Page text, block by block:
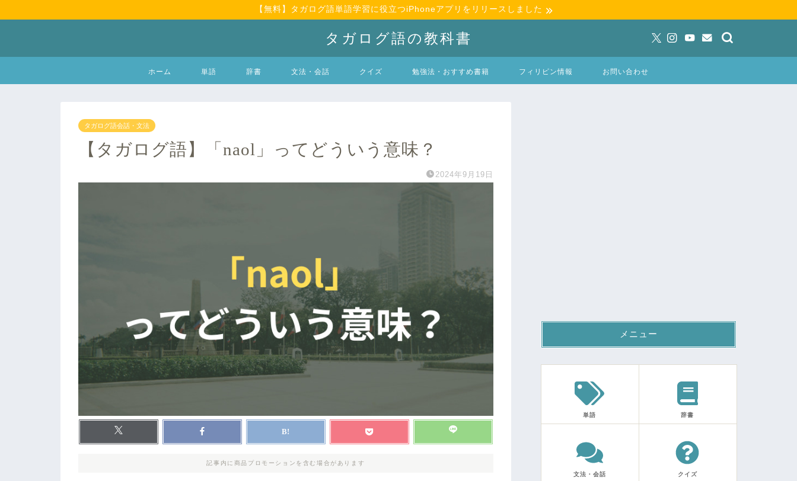
【無料】タガログ語単語学習に役立つiPhoneアプリをリリースしました
タガログ語の教科書
ホーム 単語 辞書 文法・会話 クイズ 勉強法・おすすめ書籍 フィリピン情報 お問い合わせ
タガログ語会話・文法
【タガログ語】「naol」ってどういう意味？
2024年9月19日
記事内に商品プロモーションを含む場合があります
メニュー
単語 辞書
文法・会話 クイズ